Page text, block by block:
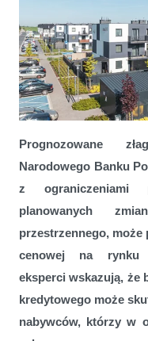
regulacyjne i rosnące
Prognozowane
Narodowego Banku
z ograniczeniami
planowanych
przestrzennego, może
cenowej na rynku
eksperci wskazują, że
kredytowego może
nabywców, którzy w